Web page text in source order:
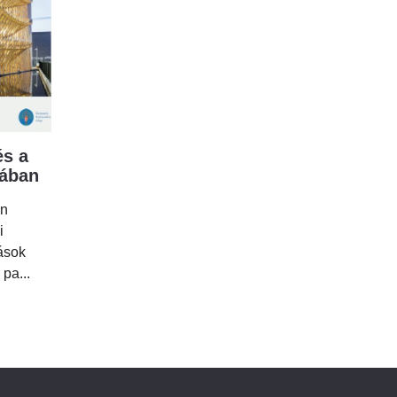
a